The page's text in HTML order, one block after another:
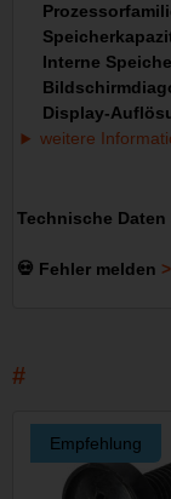
Interne
Display-
weitere
Technische Daten
💀 Fehler melden
Empfehlung